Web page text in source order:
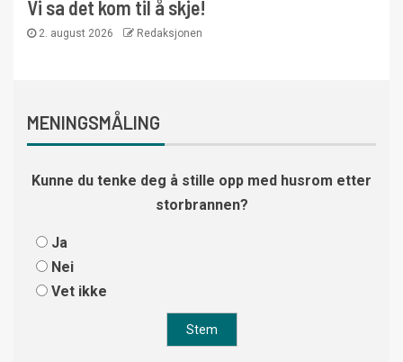
Vi sa det kom til å skje!
2. august 2026 Redaksjonen
MENINGSMÅLING
Kunne du tenke deg å stille opp med husrom etter
storbrannen?
Ja
Nei
Vet ikke